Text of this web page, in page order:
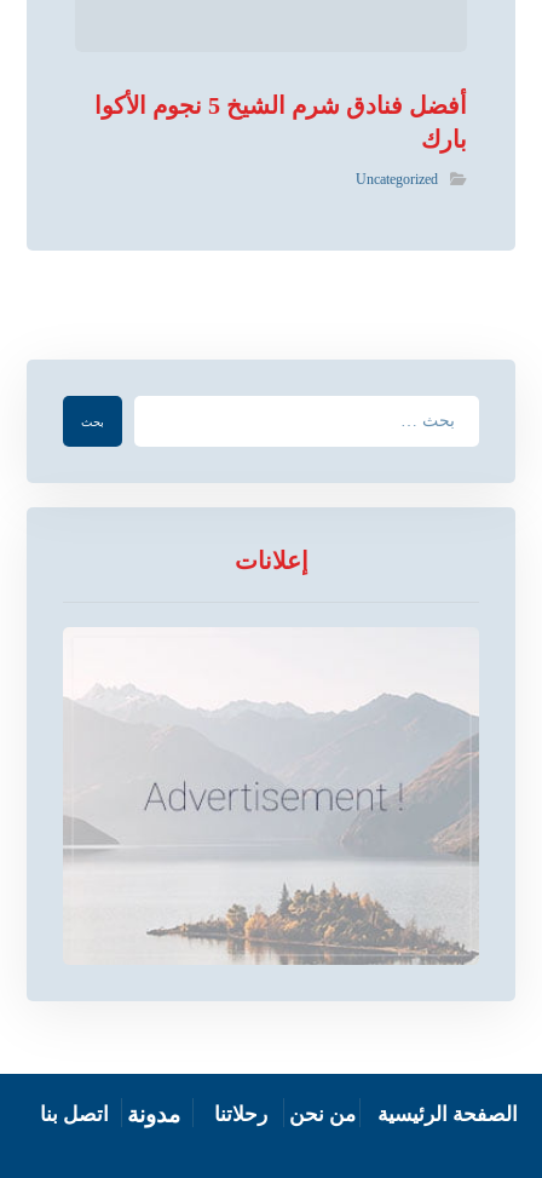
أفضل فنادق شرم الشيخ 5 نجوم الأكوا
بارك
Uncategorized
إعلانات
الصفحة الرئيسية من نحن رحلاتنا مدونة اتصل بنا